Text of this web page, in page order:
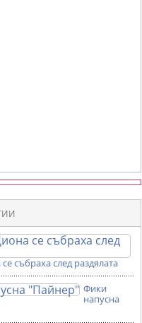
събраха след раздялата
Фики
напусна